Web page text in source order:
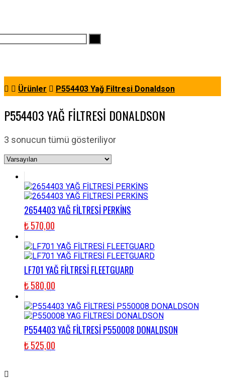
Ürünler P554403 Yağ Filtresi Donaldson
P554403 YAĞ FILTRESI DONALDSON
3 sonucun tümü gösteriliyor
2654403 YAĞ FİLTRESİ PERKİNS
₺570,00
LF701 YAĞ FİLTRESİ FLEETGUARD
₺580,00
P554403 YAĞ FİLTRESİ P550008 DONALDSON
₺525,00